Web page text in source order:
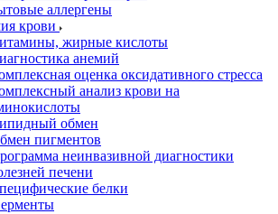
аллергены
крови
жирные кислоты
анемий
оценка оксидативного стресса
анализ крови на
обмен
пигментов
неинвазивной диагностики
печени
белки